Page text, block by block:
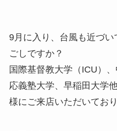
9月に入り、台風も近づ
ごしですか？
国際基督教大学（ICU）
応義塾大学、早稲田大学
様にご来店いただいており